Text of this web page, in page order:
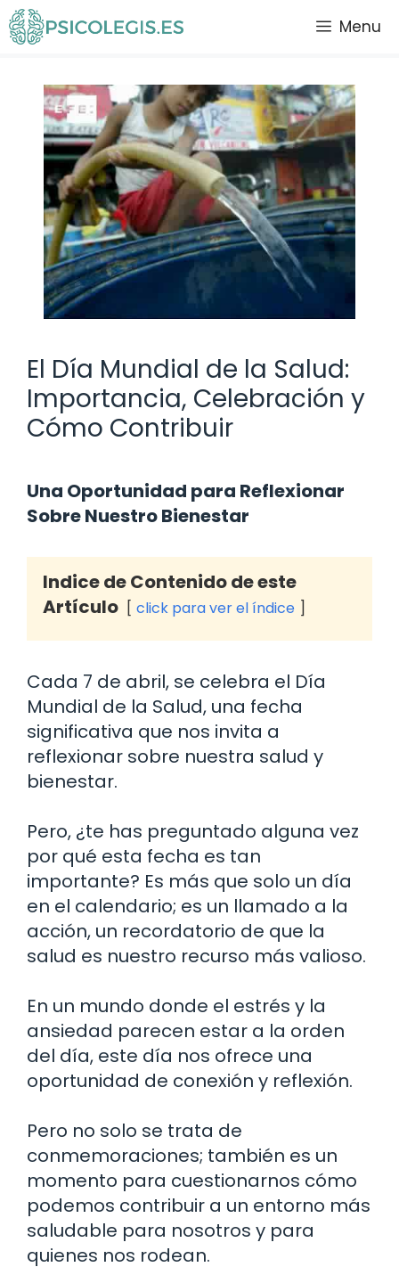
Saltar
al
Menu
El Día Mundial de la Salud:
Importancia, Celebración y
Cómo Contribuir
Una Oportunidad para Reflexionar
Sobre Nuestro Bienestar
Indice de Contenido de este
Artículo
click para ver el índice
Cada 7 de abril, se celebra el Día
Mundial de la Salud, una fecha
significativa que nos invita a
reflexionar sobre nuestra salud y
bienestar.
Pero, ¿te has preguntado alguna vez
por qué esta fecha es tan
importante? Es más que solo un día
en el calendario; es un llamado a la
acción, un recordatorio de que la
salud es nuestro recurso más valioso.
En un mundo donde el estrés y la
ansiedad parecen estar a la orden
del día, este día nos ofrece una
oportunidad de conexión y reflexión.
Pero no solo se trata de
conmemoraciones; también es un
momento para cuestionarnos cómo
podemos contribuir a un entorno más
saludable para nosotros y para
quienes nos rodean.